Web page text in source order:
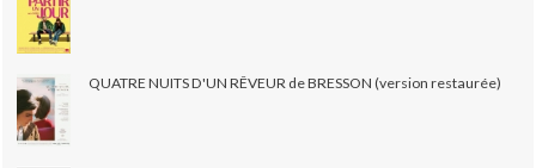
QUATRE NUITS D'UN RÊVEUR de BRESSON (version restaurée)